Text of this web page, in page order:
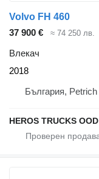
Volvo FH 460
37 900 €
≈ 74 250 лв.
Влекач
2018
България, Petrich
HEROS TRUCKS OOD